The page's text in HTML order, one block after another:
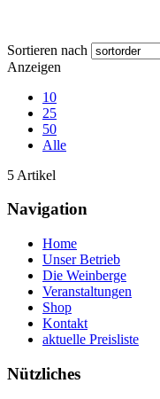
Sortieren nach
Anzeigen
10
25
50
Alle
5 Artikel
Navigation
Home
Unser Betrieb
Die Weinberge
Veranstaltungen
Shop
Kontakt
aktuelle Preisliste
Nützliches